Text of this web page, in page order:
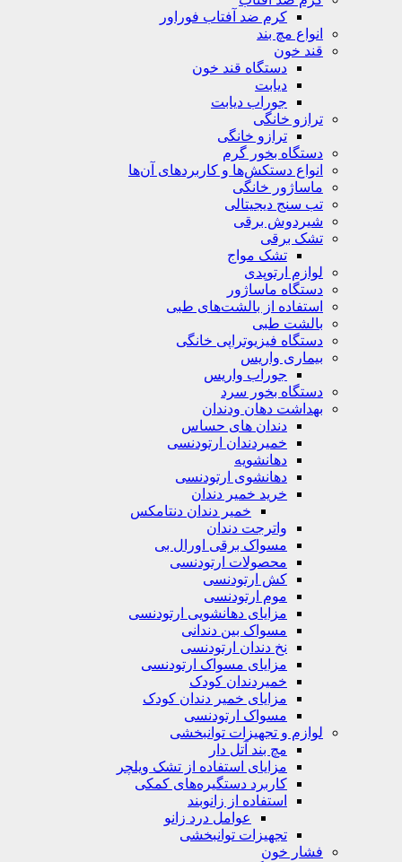
کرم ضد آفتاب فوراور
انواع مچ بند
قند خون
دستگاه قند خون
دیابت
جوراب دیابت
ترازو خانگی
ترازو خانگی
دستگاه بخور گرم
انواع دستکش‌ها و کاربردهای آن‌ها
ماساژور خانگی
تب سنج دیجیتالی
شیردوش برقی
تشک برقی
تشک مواج
لوازم ارتوپدی
دستگاه ماساژور
استفاده از بالشت‌های طبی
بالشت‌ طبی
دستگاه فیزیوتراپی خانگی
بیماری واریس
جوراب واریس
دستگاه‌ بخور سرد
بهداشت دهان ودندان
دندان های حساس
خمیردندان ارتودنسی
دهانشویه‌
دهانشوی ارتودنسی
خرید خمیر دندان
خمیر دندان دنتامکس
واترجت دندان
مسواک برقی اورال بی
محصولات ارتودنسی
کش ارتودنسی
موم ارتودنسی
مزایای دهانشویی ارتودنسی
مسواک بین دندانی
نخ دندان ارتودنسی
مزایای مسواک ارتودنسی
خمیردندان کودک
مزایای خمیر دندان کودک
مسواک ارتودنسی
لوازم و تجهیزات توانبخشی
مچ بند آتل دار
مزایای استفاده از تشک ویلچر
کاربرد دستگیره‌های کمکی
استفاده از زانوبند
عوامل درد زانو
تجهیزات توانبخشی
فشار خون